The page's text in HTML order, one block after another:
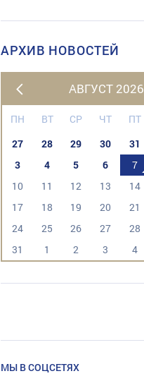
АРХИВ НОВОСТЕЙ
АВГУСТ 2026
ПН ВТ СР ЧТ ПТ
27
28 29 30 31
3
4 5 6 7
10
11 12 13 14
17
18 19 20 21
24
25 26 27 28
31
1 2 3 4
МЫ В СОЦСЕТЯХ